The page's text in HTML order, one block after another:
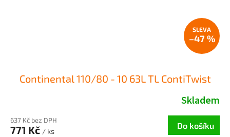
–47 %
Continental 110/80 - 10 63L TL ContiTwist
Skladem
637 Kč bez DPH
771 Kč / ks
Do košíku